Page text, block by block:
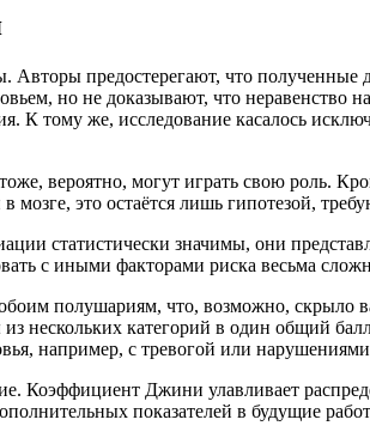
предостерегают, что полученные
но не доказывают, что
К тому же, исследование касалось
вероятно, могут играть свою роль.
это остаётся лишь гипотезой,
статистически значимы, они
с иными факторами риска весьма
полушариям, что, возможно, скрыло
нескольких категорий в один общий
например, с тревогой или
Коэффициент Джини улавливает
показателей в будущие